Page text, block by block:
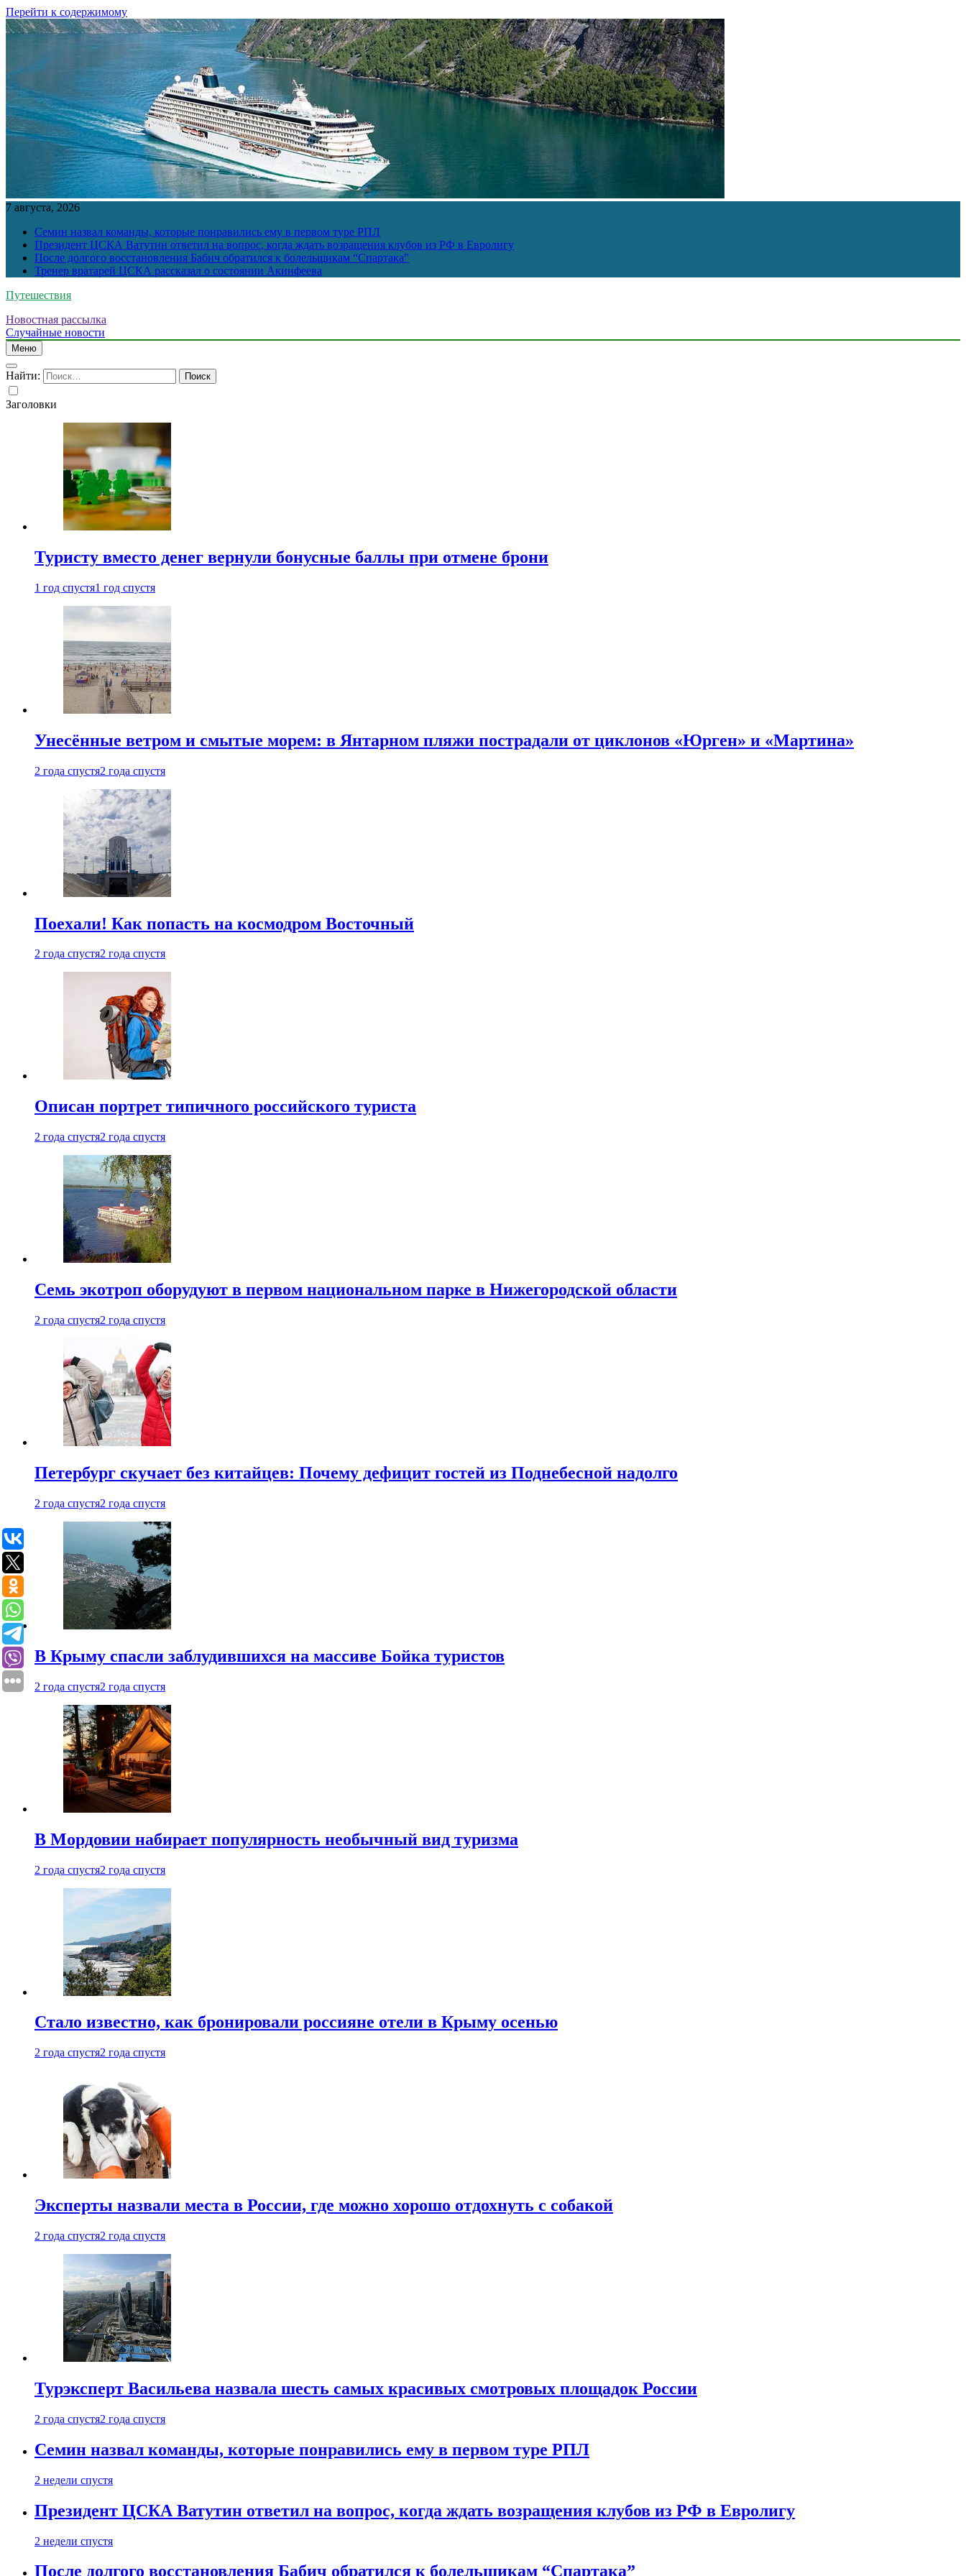
Перейти к содержимому
7 августа, 2026
Семин назвал команды, которые понравились ему в первом туре РПЛ
Президент ЦСКА Ватутин ответил на вопрос, когда ждать возращения клубов из РФ в Евролигу
После долгого восстановления Бабич обратился к болельщикам “Спартака”
Тренер вратарей ЦСКА рассказал о состоянии Акинфеева
Путешествия
Новостная рассылка
Случайные новости
Меню
Найти:
Заголовки
Туристу вместо денег вернули бонусные баллы при отмене брони
1 год спустя1 год спустя
Унесённые ветром и смытые морем: в Янтарном пляжи пострадали от циклонов «Юрген» и «Мартина»
2 года спустя2 года спустя
Поехали! Как попасть на космодром Восточный
2 года спустя2 года спустя
Описан портрет типичного российского туриста
2 года спустя2 года спустя
Семь экотроп оборудуют в первом национальном парке в Нижегородской области
2 года спустя2 года спустя
Петербург скучает без китайцев: Почему дефицит гостей из Поднебесной надолго
2 года спустя2 года спустя
В Крыму спасли заблудившихся на массиве Бойка туристов
2 года спустя2 года спустя
В Мордовии набирает популярность необычный вид туризма
2 года спустя2 года спустя
Стало известно, как бронировали россияне отели в Крыму осенью
2 года спустя2 года спустя
Эксперты назвали места в России, где можно хорошо отдохнуть с собакой
2 года спустя2 года спустя
Турэксперт Васильева назвала шесть самых красивых смотровых площадок России
2 года спустя2 года спустя
Семин назвал команды, которые понравились ему в первом туре РПЛ
2 недели спустя
Президент ЦСКА Ватутин ответил на вопрос, когда ждать возращения клубов из РФ в Евролигу
2 недели спустя
После долгого восстановления Бабич обратился к болельщикам “Спартака”